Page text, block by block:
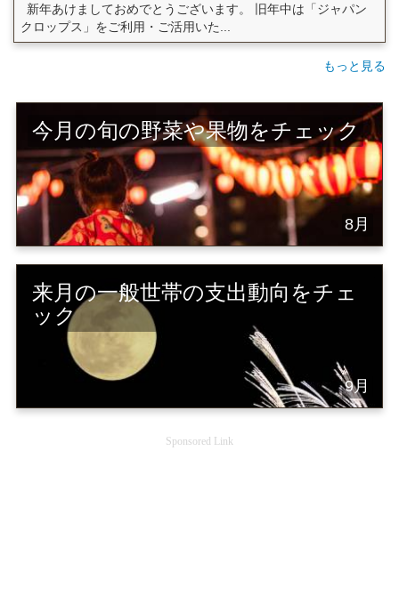
新年あけましておめでとうございます。 旧年中は「ジャパン
クロップス」をご利用・ご活用いた...
もっと見る
今月の旬の野菜や果物をチェック
8月
来月の一般世帯の支出動向をチェ
ック
9月
Sponsored Link